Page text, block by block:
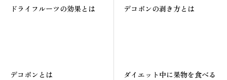
ドライフルーツの効果とは デコポンの剥き方とは
デコポンとは
ダイエット中に果物を食べる